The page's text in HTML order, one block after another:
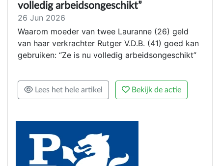
volledig arbeidsongeschikt”
26 Jun 2026
Waarom moeder van twee Lauranne (26) geld
van haar verkrachter Rutger V.D.B. (41) goed kan
gebruiken: “Ze is nu volledig arbeidsongeschikt”
Lees het hele artikel Bekijk de actie